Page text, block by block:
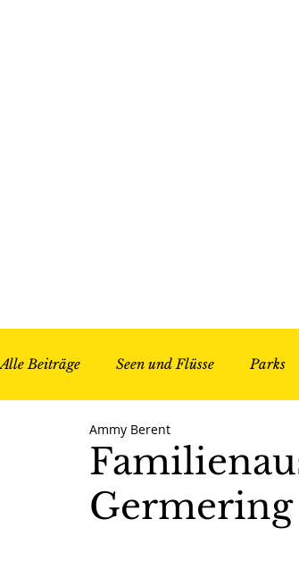
Alle Beiträge Seen und Flüsse Parks
Nützliches München
Ammy Berent